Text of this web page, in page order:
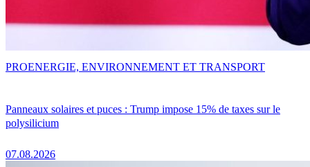
Panneaux solaires et puces : Trump impose 15% de taxes sur le
polysilicium
07.08.2026
PROENERGIE, ENVIRONNEMENT ET TRANSPORT